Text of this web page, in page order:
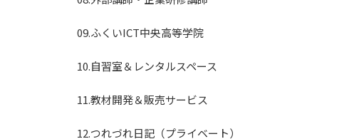
09.ふくいICT中央高等学院
10.自習室＆レンタルスペース
11.教材開発＆販売サービス
12.つれづれ日記（プライベート）